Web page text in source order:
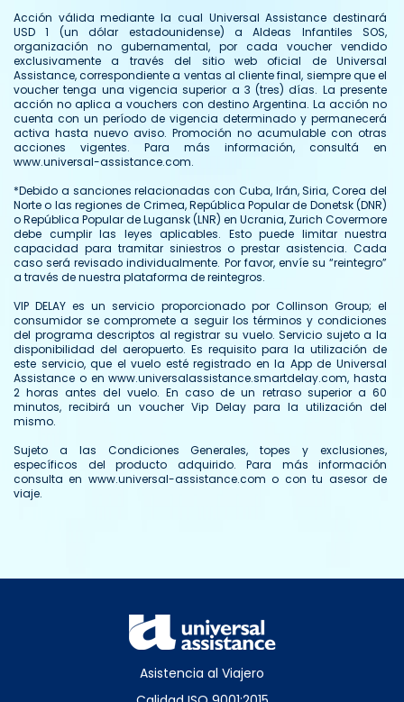
Acción válida mediante la cual Universal Assistance destinará
USD 1 (un dólar estadounidense) a Aldeas Infantiles SOS,
organización no gubernamental, por cada voucher vendido
exclusivamente a través del sitio web oficial de Universal
Assistance, correspondiente a ventas al cliente final, siempre que el
voucher tenga una vigencia superior a 3 (tres) días. La presente
acción no aplica a vouchers con destino Argentina. La acción no
cuenta con un período de vigencia determinado y permanecerá
activa hasta nuevo aviso. Promoción no acumulable con otras
acciones vigentes. Para más información, consultá en
www.universal-assistance.com.
*Debido a sanciones relacionadas con Cuba, Irán, Siria, Corea del
Norte o las regiones de Crimea, República Popular de Donetsk (DNR)
o República Popular de Lugansk (LNR) en Ucrania, Zurich Covermore
debe cumplir las leyes aplicables. Esto puede limitar nuestra
capacidad para tramitar siniestros o prestar asistencia. Cada
caso será revisado individualmente. Por favor, envíe su “reintegro”
a través de nuestra plataforma de reintegros.
VIP DELAY es un servicio proporcionado por Collinson Group; el
consumidor se compromete a seguir los términos y condiciones
del programa descriptos al registrar su vuelo. Servicio sujeto a la
disponibilidad del aeropuerto. Es requisito para la utilización de
este servicio, que el vuelo esté registrado en la App de Universal
Assistance o en www.universalassistance.smartdelay.com, hasta
2 horas antes del vuelo. En caso de un retraso superior a 60
minutos, recibirá un voucher Vip Delay para la utilización del
mismo.
Sujeto a las Condiciones Generales, topes y exclusiones,
específicos del producto adquirido. Para más información
consulta en www.universal-assistance.com o con tu asesor de
viaje.
Asistencia al Viajero